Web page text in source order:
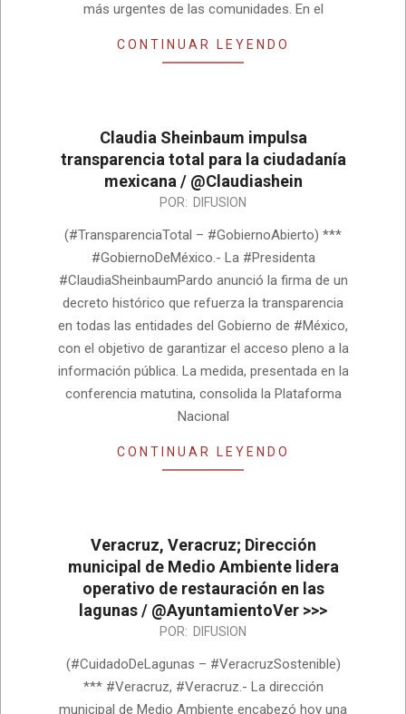
más urgentes de las comunidades. En el
CONTINUAR LEYENDO
Claudia Sheinbaum impulsa
transparencia total para la ciudadanía
mexicana / @Claudiashein
08-
04
POR: DIFUSION
(#TransparenciaTotal – #GobiernoAbierto) ***
#GobiernoDeMéxico.- La #Presidenta
#ClaudiaSheinbaumPardo anunció la firma de un
decreto histórico que refuerza la transparencia
en todas las entidades del Gobierno de #México,
con el objetivo de garantizar el acceso pleno a la
información pública. La medida, presentada en la
conferencia matutina, consolida la Plataforma
Nacional
CONTINUAR LEYENDO
Veracruz, Veracruz; Dirección
municipal de Medio Ambiente lidera
operativo de restauración en las
lagunas / @AyuntamientoVer >>>
08-
POR: DIFUSION
(#CuidadoDeLagunas – #VeracruzSostenible)
*** #Veracruz, #Veracruz.- La dirección
municipal de Medio Ambiente encabezó hoy una